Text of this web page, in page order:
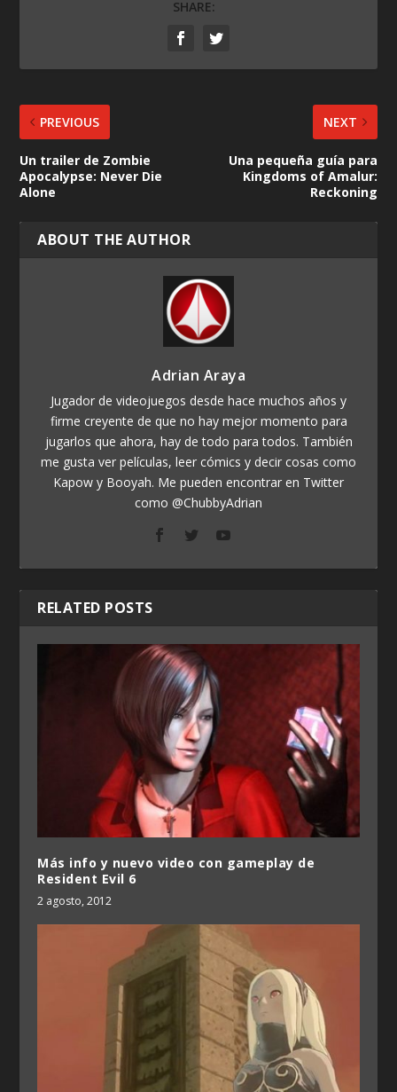
SHARE:
PREVIOUS
Un trailer de Zombie
Apocalypse: Never Die
Alone
NEXT
Una pequeña guía para
Kingdoms of Amalur:
Reckoning
ABOUT THE AUTHOR
Adrian Araya
Jugador de videojuegos desde hace muchos años y
firme creyente de que no hay mejor momento para
jugarlos que ahora, hay de todo para todos. También
me gusta ver películas, leer cómics y decir cosas como
Kapow y Booyah. Me pueden encontrar en Twitter
como @ChubbyAdrian
RELATED POSTS
Más info y nuevo video con gameplay de
Resident Evil 6
2 agosto, 2012